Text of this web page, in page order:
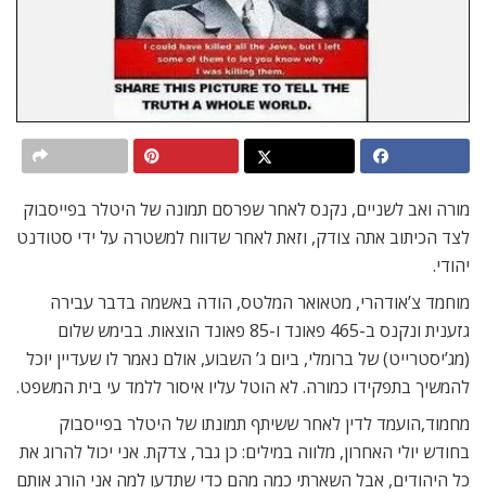
מורה ואב לשניים, נקנס לאחר שפרסם תמונה של היטלר בפייסבוק
לצד הכיתוב אתה צודק, וזאת לאחר שדווח למשטרה על ידי סטודנט
יהודי.
מוחמד צ’אודהרי, מטאואר המלטס, הודה באשמה בדבר עבירה
גזענית ונקנס ב-465 פאונד ו-85 פאונד הוצאות. בבימש שלום
(מג’יסטרייט) של ברומלי, ביום ג’ השבוע, אולם נאמר לו שעדיין יוכל
להמשיך בתפקידו כמורה. לא הוטל עליו איסור ללמד עי בית המשפט.
מחמוד,הועמד לדין לאחר ששיתף תמונתו של היטלר בפייסבוק
בחודש יולי האחרון, מלווה במילים: כן גבר, צדקת. אני יכול להרוג את
כל היהודים, אבל השארתי כמה מהם כדי שתדעו למה אני הורג אותם